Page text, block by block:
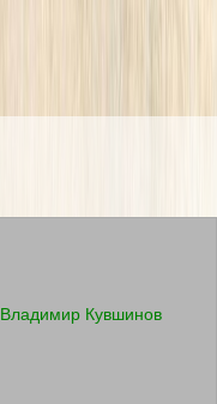
Владимир Кувшинов